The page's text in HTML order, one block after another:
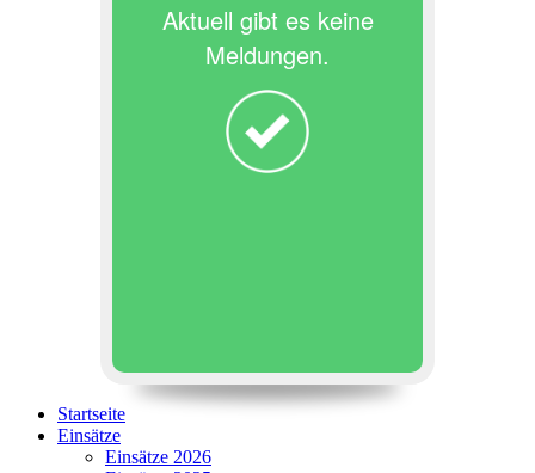
Aktuell gibt es keine
Meldungen.
Startseite
Einsätze
Einsätze 2026